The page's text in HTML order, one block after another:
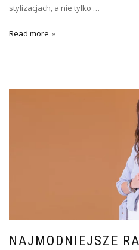
stylizacjach, a nie tylko …
Read more
NAJMODNIEJSZE